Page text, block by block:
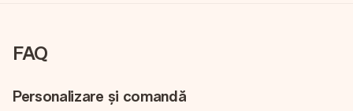
FAQ
Personalizare și comandă